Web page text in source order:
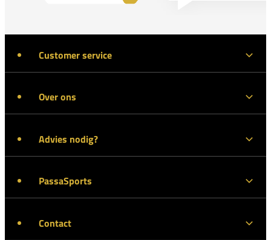
Customer service
Over ons
Advies nodig?
PassaSports
Contact